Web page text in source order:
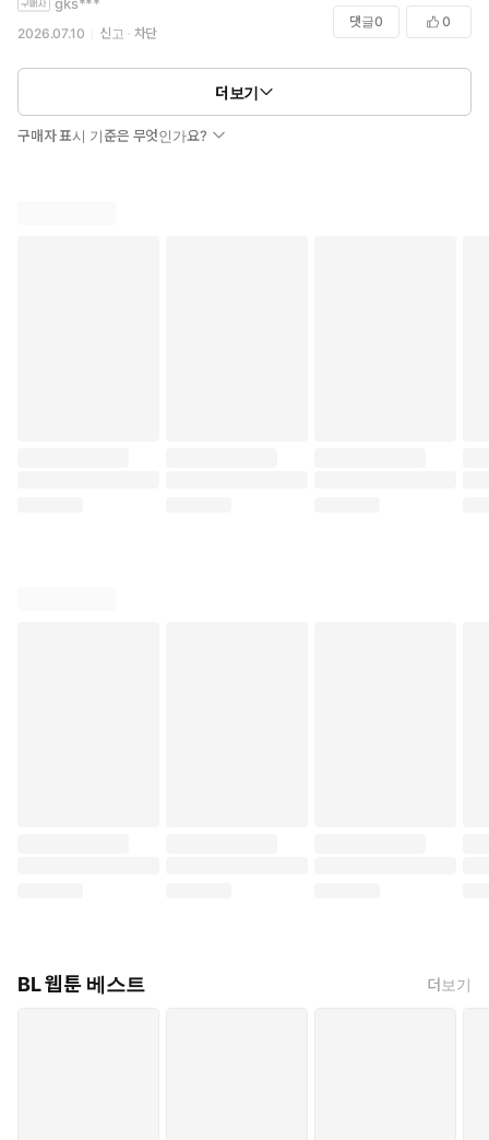
2026.07.10 신고 차단
댓글0 0
더보기
구매자 표시 기준은 무엇인가요?
BL 웹툰 베스트 더보기